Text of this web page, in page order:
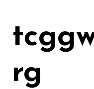
konten
rg